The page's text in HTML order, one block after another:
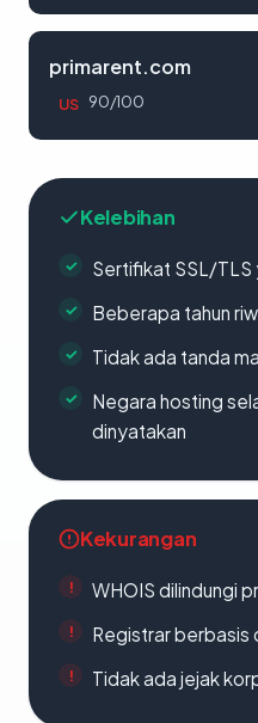
primarent.com
US 90/100
Kelebihan
Sertifikat SSL/TLS
Beberapa tahun
Tidak ada tanda
Negara hosting
dinyatakan
Kekurangan
WHOIS dilindungi
Registrar berbasis
Tidak ada jejak